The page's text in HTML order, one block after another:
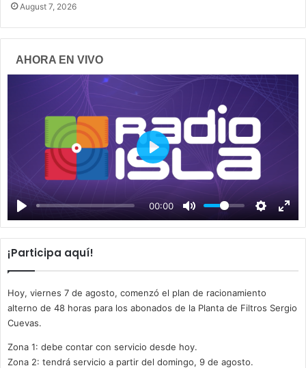
August 7, 2026
AHORA EN VIVO
00:00
P
a
y
¡Participa aquí!
Hoy, viernes 7 de agosto, comenzó el plan de racionamiento
alterno de 48 horas para los abonados de la Planta de Filtros Sergio
Cuevas.
Zona 1: debe contar con servicio desde hoy.
Zona 2: tendrá servicio a partir del domingo, 9 de agosto.